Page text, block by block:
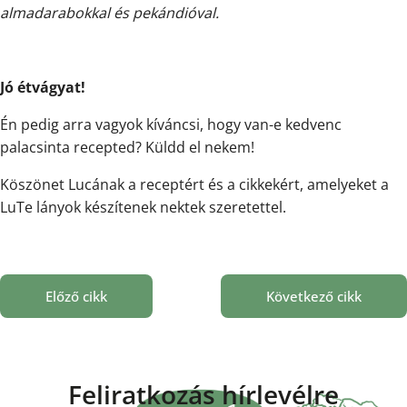
almadarabokkal és pekándióval.
Jó étvágyat!
Én pedig arra vagyok kíváncsi, hogy van-e kedvenc
palacsinta recepted? Küldd el nekem!
Köszönet Lucának a receptért és a cikkekért, amelyeket a
LuTe lányok készítenek nektek szeretettel.
Előző cikk Következő cikk
Feliratkozás hírlevélre